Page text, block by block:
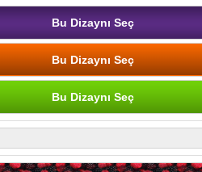
Bu Dizaynı Seç
Bu Dizaynı Seç
Bu Dizaynı Seç